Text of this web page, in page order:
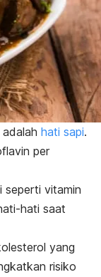
hati sapi.
per
seperti vitamin
hati saat
yang
risiko